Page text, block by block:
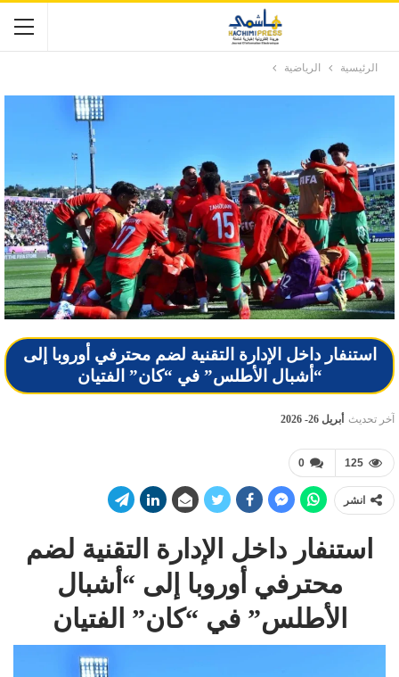
الرئيسية الرياضية
استنفار داخل الإدارة التقنية لضم محترفي أوروبا إلى
“أشبال الأطلس” في “كان” الفتيان
آخر تحديث أبريل 26- 2026
0 125
انشر
استنفار داخل الإدارة التقنية لضم
محترفي أوروبا إلى “أشبال
الأطلس” في “كان” الفتيان